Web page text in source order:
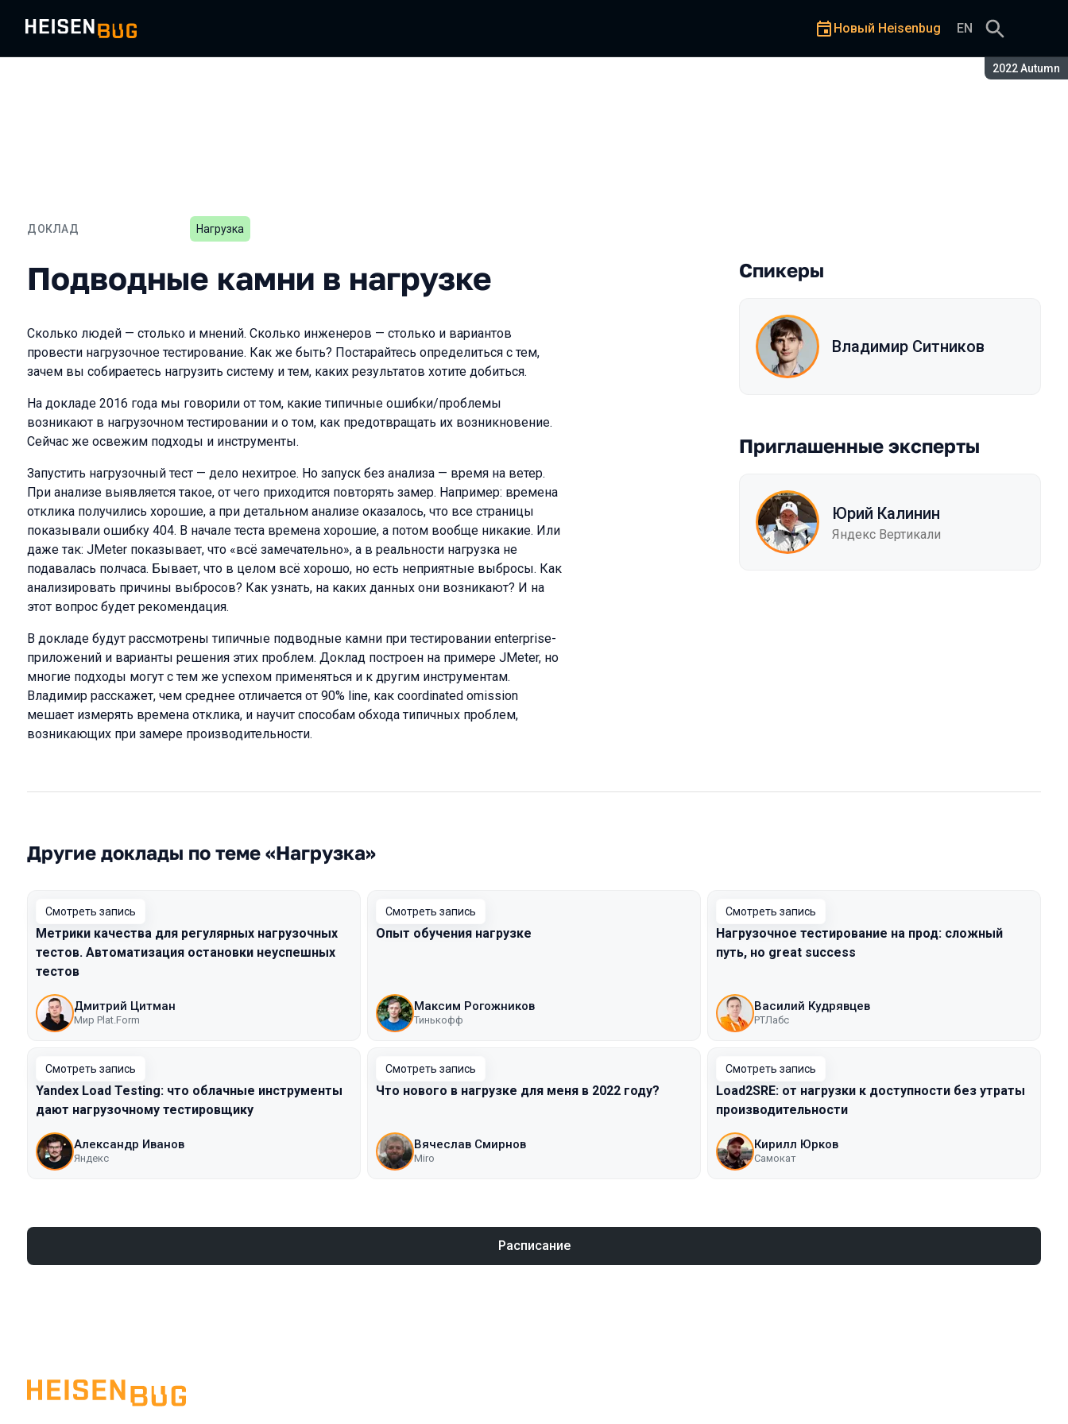
Сезон:
2022 Autumn
Новый Heisenbug EN
ДОКЛАД
Подводные камни в нагрузке
Нагрузка
Подводные камни в нагрузке
Сколько людей — столько и мнений. Сколько инженеров — столько и вариантов
провести нагрузочное тестирование. Как же быть? Постарайтесь определиться с тем,
зачем вы собираетесь нагрузить систему и тем, каких результатов хотите добиться.
На докладе 2016 года мы говорили от том, какие типичные ошибки/проблемы
возникают в нагрузочном тестировании и о том, как предотвращать их возникновение.
Сейчас же освежим подходы и инструменты.
Запустить нагрузочный тест — дело нехитрое. Но запуск без анализа — время на ветер.
При анализе выявляется такое, от чего приходится повторять замер. Например: времена
отклика получились хорошие, а при детальном анализе оказалось, что все страницы
показывали ошибку 404. В начале теста времена хорошие, а потом вообще никакие. Или
даже так: JMeter показывает, что «всё замечательно», а в реальности нагрузка не
подавалась полчаса. Бывает, что в целом всё хорошо, но есть неприятные выбросы. Как
анализировать причины выбросов? Как узнать, на каких данных они возникают? И на
этот вопрос будет рекомендация.
В докладе будут рассмотрены типичные подводные камни при тестировании enterprise-
приложений и варианты решения этих проблем. Доклад построен на примере JMeter, но
многие подходы могут с тем же успехом применяться и к другим инструментам.
Владимир расскажет, чем среднее отличается от 90% line, как coordinated omission
мешает измерять времена отклика, и научит способам обхода типичных проблем,
возникающих при замере производительности.
Спикеры
Владимир Ситников
Приглашенные эксперты
Юрий Калинин
Яндекс Вертикали
Другие доклады по теме «Нагрузка»
Смотреть запись
Метрики качества для регулярных нагрузочных
тестов. Автоматизация остановки неуспешных
тестов
Дмитрий Цитман
Мир Plat.Form
Смотреть запись
Опыт обучения нагрузке
Максим Рогожников
Тинькофф
Смотреть запись
Нагрузочное тестирование на прод: сложный
путь, но great success
Василий Кудрявцев
РТЛабс
Смотреть запись
Yandex Load Testing: что облачные инструменты
дают нагрузочному тестировщику
Александр Иванов
Яндекс
Смотреть запись
Что нового в нагрузке для меня в 2022 году?
Вячеслав Смирнов
Miro
Смотреть запись
Load2SRE: от нагрузки к доступности без утраты
производительности
Кирилл Юрков
Самокат
Расписание